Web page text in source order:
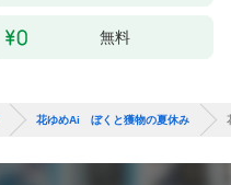
無料
花ゆめAi ぼくと獲物の夏休み